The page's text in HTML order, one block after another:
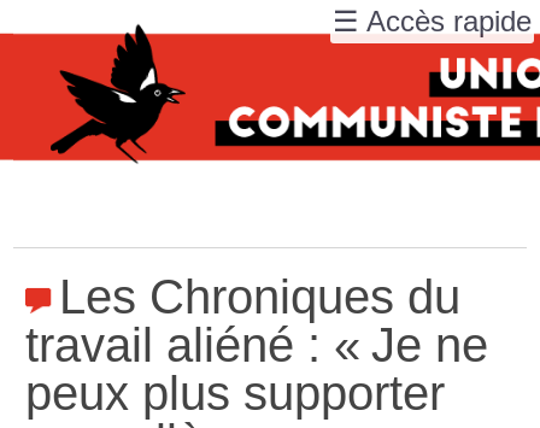
Les Chroniques du
travail aliéné : « Je ne
peux plus supporter
☰ Accès rapide